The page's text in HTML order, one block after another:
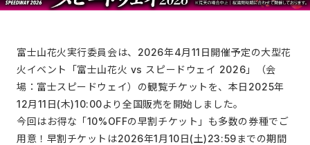
富士山花火実行委員会は、2026年4月11日開催予定の大型花
火イベント「富士山花火 vs スピードウェイ 2026」（会
場：富士スピードウェイ）の観覧チケットを、本日2025年
12月11日(木)10:00より全国販売を開始しました。
今回はお得な「10%OFFの早割チケット」も多数の券種でご
用意！早割チケットは2026年1月10日(土)23:59までの期間